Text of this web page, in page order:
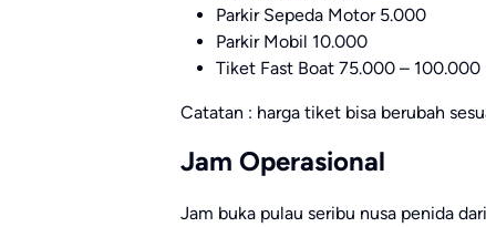
Parkir Sepeda Motor 5.000
Parkir Mobil 10.000
Tiket Fast Boat 75.000 – 100.000
Catatan : harga tiket bisa berubah
Jam Operasional
Jam buka pulau seribu nusa penida